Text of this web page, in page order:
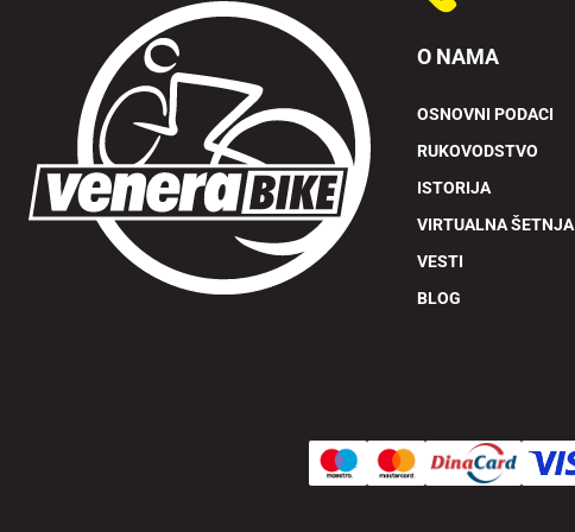
O NAMA
OSNOVNI PODACI
RUKOVODSTVO
ISTORIJA
VIRTUALNA ŠETNJA
VESTI
BLOG